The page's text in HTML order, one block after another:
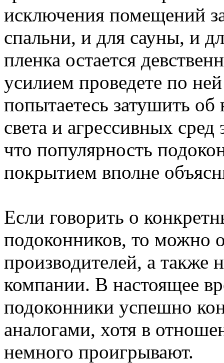
исключения помещений
спальни, и для сауны, и
пленка остается
усилием проведете по
попытаетесь затушить
света и агрессивных сред
что популярность
покрытием вполне
Если говорить о
подоконников, то можно
производителей, а также
компании. В настоящее
подоконники успешно
аналогами, хотя в
немного проигрывают.